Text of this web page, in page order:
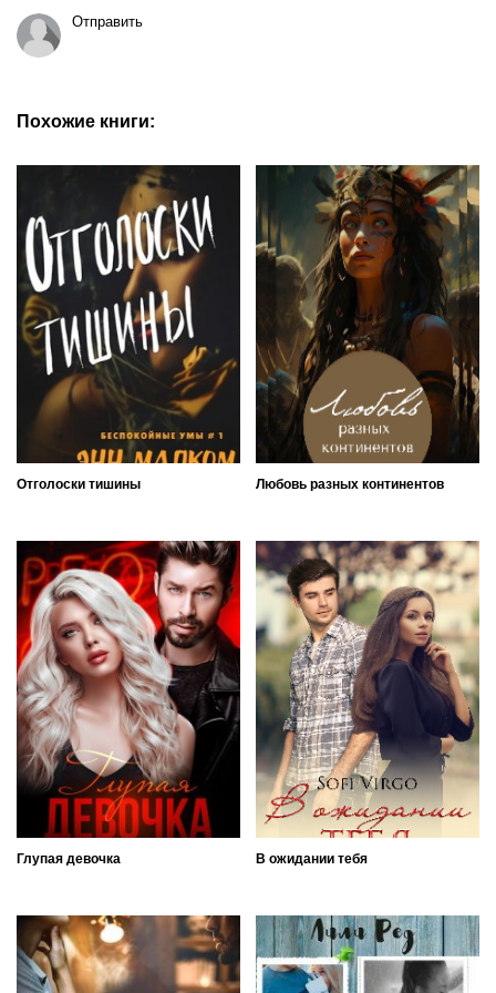
Отправить
Похожие книги:
Отголоски тишины Любовь разных континентов
Глупая девочка В ожидании тебя